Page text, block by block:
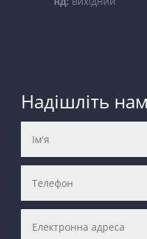
Надішліть